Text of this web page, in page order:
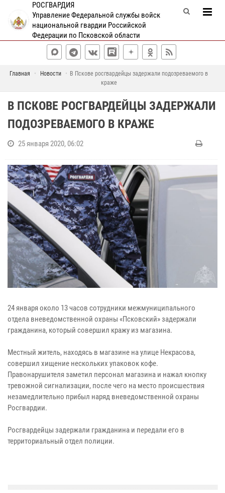
РОСГВАРДИЯ
Управление Федеральной службы войск
национальной гвардии Российской
Федерации по Псковской области
Главная Новости
В Пскове росгвардейцы задержали подозреваемого в
краже
В ПСКОВЕ РОСГВАРДЕЙЦЫ ЗАДЕРЖАЛИ
ПОДОЗРЕВАЕМОГО В КРАЖЕ
25 января 2020, 06:02
24 января около 13 часов сотрудники межмуниципального
отдела вневедомственной охраны «Псковский» задержали
гражданина, который совершил кражу из магазина.
Местный житель, находясь в магазине на улице Некрасова,
совершил хищение нескольких упаковок кофе.
Правонарушителя заметил персонал магазина и нажал кнопку
тревожной сигнализации, после чего на место происшествия
незамедлительно прибыл наряд вневедомственной охраны
Росгвардии.
Росгвардейцы задержали гражданина и передали его в
территориальный отдел полиции.